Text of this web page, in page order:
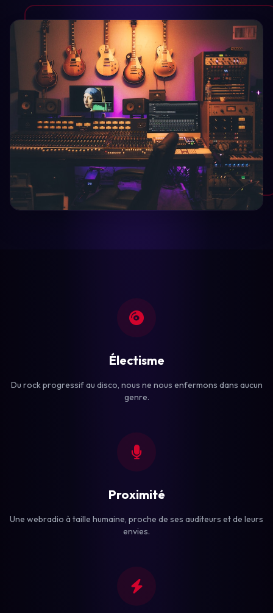
Électisme
Du rock progressif au disco, nous ne nous enfermons dans aucun
genre.
Proximité
Une webradio à taille humaine, proche de ses auditeurs et de leurs
envies.